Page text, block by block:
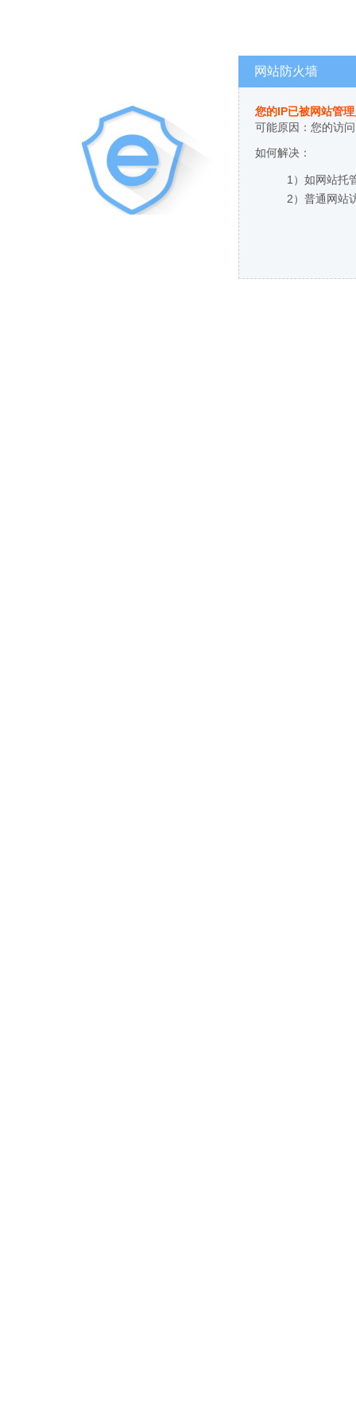
网站防火墙
您的IP已被网站管
可能原因：您的访
如何解决：
1）如网站托
2）普通网站